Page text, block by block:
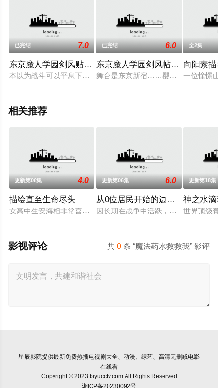
已完结 7.0
东京魔人学园剑风贴 龙龙第二幕
本以为战斗可以平息下来的真神学园"打鬼部"的成员们,没想到迎
已完结 6.0
东京魔人学园剑风帖 龙龙
舞台是东京新宿……樱花盛开的季节
全2集
向阳素
一位憧憬
相关推荐
更新第06集 4.0
描绘直至生命尽头
女高中生安海相非常喜欢看漫画，尤其是 ☆野0 的《机器太与狸
更新第06集 6.0
从0位居民开始的边境领主大人
因长期在战争中活跃，而被称为〝
更新第18集
神之水
世界顶级
共0 条 “魔法药水救救我” 影评
影视评论
星辰影院提供最新免费热播电视剧大全、动漫、综艺、高清无删减电影
在线看
Copyright © 2023 biyucctv.com All Rights Reserved
湘ICP备20230092号